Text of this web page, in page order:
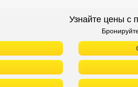
Узнайте цены с